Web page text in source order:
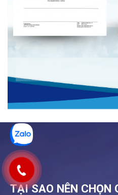
TẠI SAO NÊN CHỌN